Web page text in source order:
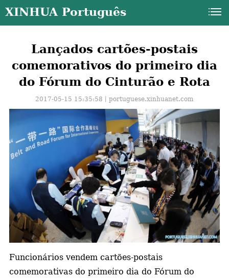
XINHUA Português
Lançados cartões-postais
comemorativos do primeiro dia
do Fórum do Cinturão e Rota
2017-05-15 15:35:58丨portuguese.xinhuanet.com
Funcionários vendem cartões-postais
comemorativas do primeiro dia do Fórum do